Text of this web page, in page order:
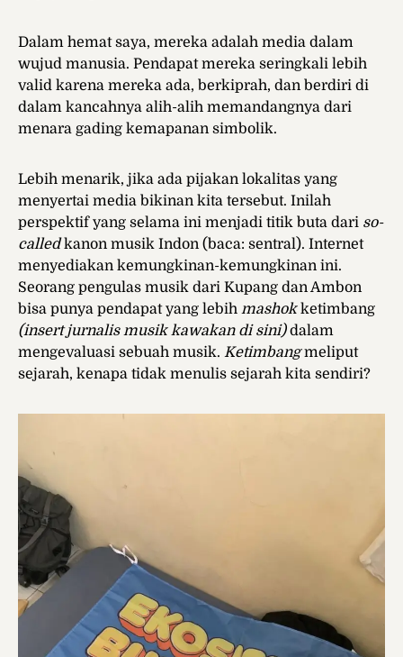
Dalam hemat saya, mereka adalah media dalam
wujud manusia. Pendapat mereka seringkali lebih
valid karena mereka ada, berkiprah, dan berdiri di
dalam kancahnya alih-alih memandangnya dari
menara gading kemapanan simbolik.
Lebih menarik, jika ada pijakan lokalitas yang
menyertai media bikinan kita tersebut. Inilah
perspektif yang selama ini menjadi titik buta dari so-
calledkanon musik Indon (baca: sentral). Internet
menyediakan kemungkinan-kemungkinan ini.
Seorang pengulas musik dari Kupang dan Ambon
bisa punya pendapat yang lebih mashokketimbang
(insert jurnalis musik kawakan di sini)dalam
mengevaluasi sebuah musik. Ketimbangmeliput
sejarah, kenapa tidak menulis sejarah kita sendiri?